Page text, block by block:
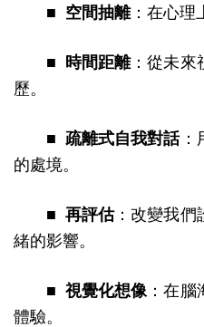
■ 空間抽離：在心理
■ 時間距離：從未來
歷。
■ 疏離式自我對話：
的處境。
■ 再評估：改變我們
緒的影響。
■ 視覺化想像 ：在
體驗。